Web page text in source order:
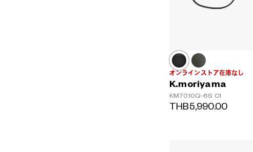
オンラインストア在庫なし
K.moriyama
KM7010Q-6S C1
THB5,990.00